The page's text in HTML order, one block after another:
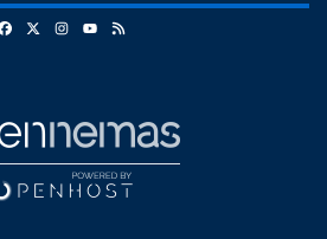
FacebookInstagram